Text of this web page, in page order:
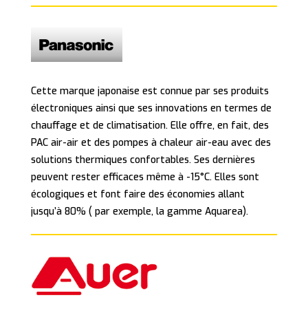
Cette marque japonaise est connue par ses produits
électroniques ainsi que ses innovations en termes de
chauffage et de climatisation. Elle offre, en fait, des
PAC air-air et des pompes à chaleur air-eau avec des
solutions thermiques confortables. Ses dernières
peuvent rester efficaces même à -15°C. Elles sont
écologiques et font faire des économies allant
jusqu’à 80% ( par exemple, la gamme Aquarea).